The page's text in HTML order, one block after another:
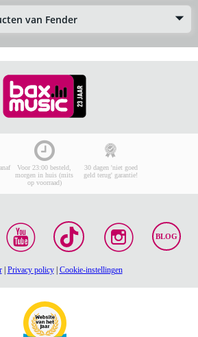
van Fender
Voor 23:00 besteld,
morgen in huis (mits
op voorraad)
30 dagen 'niet goed
geld terug' garantie!
BLOG
| Privacy policy| Cookie-instellingen